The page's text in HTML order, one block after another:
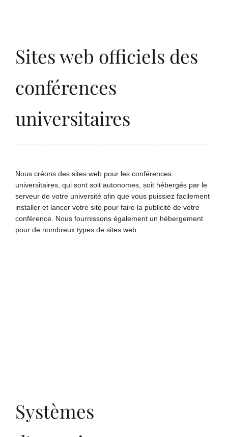
Sites web officiels des
conférences
universitaires
Nous créons des sites web pour les conférences
universitaires, qui sont soit autonomes, soit hébergés par le
serveur de votre université afin que vous puissiez facilement
installer et lancer votre site pour faire la publicité de votre
conférence. Nous fournissons également un hébergement
pour de nombreux types de sites web.
Systèmes